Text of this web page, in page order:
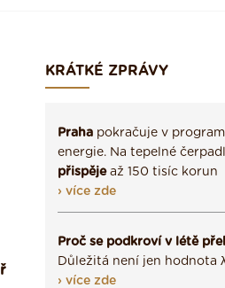
KRÁTKÉ ZPRÁVY
Praha pokračuje v
energie. Na tepelné
přispějeaž 150 tisíc korun
› více zde
Proč se podkroví v létě
Důležitá není jen hodnota
› více zde